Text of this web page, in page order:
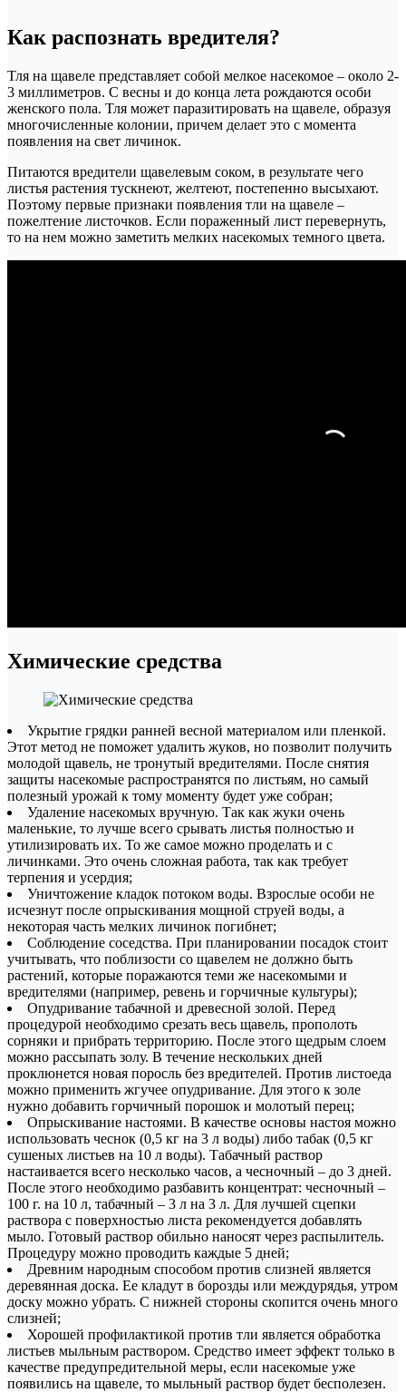
Как распознать вредителя?
Тля на щавеле представляет собой мелкое насекомое – около 2-
3 миллиметров. С весны и до конца лета рождаются особи
женского пола. Тля может паразитировать на щавеле, образуя
многочисленные колонии, причем делает это с момента
появления на свет личинок.
Питаются вредители щавелевым соком, в результате чего
листья растения тускнеют, желтеют, постепенно высыхают.
Поэтому первые признаки появления тли на щавеле –
пожелтение листочков. Если пораженный лист перевернуть,
то на нем можно заметить мелких насекомых темного цвета.
Химические средства
Укрытие грядки ранней весной материалом или пленкой.
Этот метод не поможет удалить жуков, но позволит получить
молодой щавель, не тронутый вредителями. После снятия
защиты насекомые распространятся по листьям, но самый
полезный урожай к тому моменту будет уже собран;
Удаление насекомых вручную. Так как жуки очень
маленькие, то лучше всего срывать листья полностью и
утилизировать их. То же самое можно проделать и с
личинками. Это очень сложная работа, так как требует
терпения и усердия;
Уничтожение кладок потоком воды. Взрослые особи не
исчезнут после опрыскивания мощной струей воды, а
некоторая часть мелких личинок погибнет;
Соблюдение соседства. При планировании посадок стоит
учитывать, что поблизости со щавелем не должно быть
растений, которые поражаются теми же насекомыми и
вредителями (например, ревень и горчичные культуры);
Опудривание табачной и древесной золой. Перед
процедурой необходимо срезать весь щавель, прополоть
сорняки и прибрать территорию. После этого щедрым слоем
можно рассыпать золу. В течение нескольких дней
проклюнется новая поросль без вредителей. Против листоеда
можно применить жгучее опудривание. Для этого к золе
нужно добавить горчичный порошок и молотый перец;
Опрыскивание настоями. В качестве основы настоя можно
использовать чеснок (0,5 кг на 3 л воды) либо табак (0,5 кг
сушеных листьев на 10 л воды). Табачный раствор
настаивается всего несколько часов, а чесночный – до 3 дней.
После этого необходимо разбавить концентрат: чесночный –
100 г. на 10 л, табачный – 3 л на 3 л. Для лучшей сцепки
раствора с поверхностью листа рекомендуется добавлять
мыло. Готовый раствор обильно наносят через распылитель.
Процедуру можно проводить каждые 5 дней;
Древним народным способом против слизней является
деревянная доска. Ее кладут в борозды или междурядья, утром
доску можно убрать. С нижней стороны скопится очень много
слизней;
Хорошей профилактикой против тли является обработка
листьев мыльным раствором. Средство имеет эффект только в
качестве предупредительной меры, если насекомые уже
появились на щавеле, то мыльный раствор будет бесполезен.